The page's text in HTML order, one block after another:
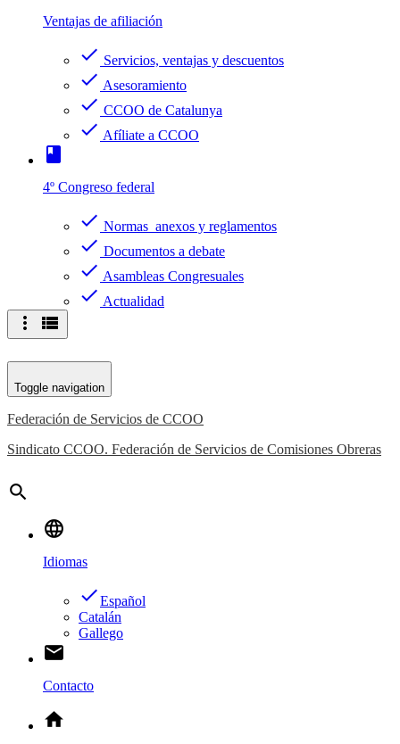
Ventajas de afiliación
check Servicios, ventajas y descuentos
check Asesoramiento
check CCOO de Catalunya
check Afíliate a CCOO
book
4º Congreso federal
check Normas anexos y reglamentos
check Documentos a debate
check Asambleas Congresuales
check Actualidad
more_vert view_list
Toggle navigation
Federación de Servicios de CCOO
Sindicato CCOO. Federación de Servicios de Comisiones Obreras
search
language
Idiomas
doneEspañol
Catalán
Gallego
email
Contacto
home